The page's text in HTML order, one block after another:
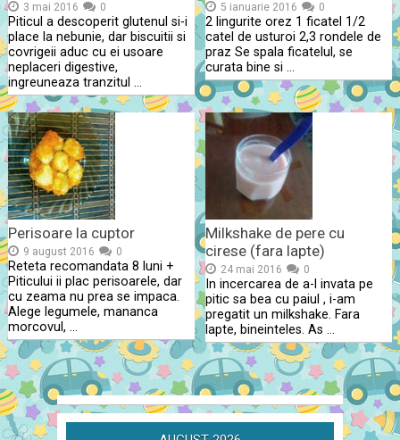
3 mai 2016 0
Piticul a descoperit glutenul si-i
place la nebunie, dar biscuitii si
covrigeii aduc cu ei usoare
neplaceri digestive,
ingreuneaza tranzitul …
5 ianuarie 2016 0
2 lingurite orez 1 ficatel 1/2
catel de usturoi 2,3 rondele de
praz Se spala ficatelul, se
curata bine si …
Perisoare la cuptor
9 august 2016 0
Reteta recomandata 8 luni +
Piticului ii plac perisoarele, dar
cu zeama nu prea se impaca.
Alege legumele, mananca
morcovul, …
Milkshake de pere cu
cirese (fara lapte)
24 mai 2016 0
In incercarea de a-l invata pe
pitic sa bea cu paiul , i-am
pregatit un milkshake. Fara
lapte, bineinteles. As …